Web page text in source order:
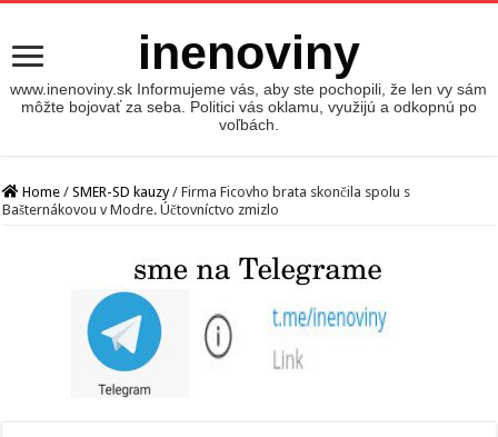
inenoviny
www.inenoviny.sk Informujeme vás, aby ste pochopili, že len vy sám
môžte bojovať za seba. Politici vás oklamu, využijú a odkopnú po
voľbách.
Home / SMER-SD kauzy / Firma Ficovho brata skončila spolu s
Bašternákovou v Modre. Účtovníctvo zmizlo